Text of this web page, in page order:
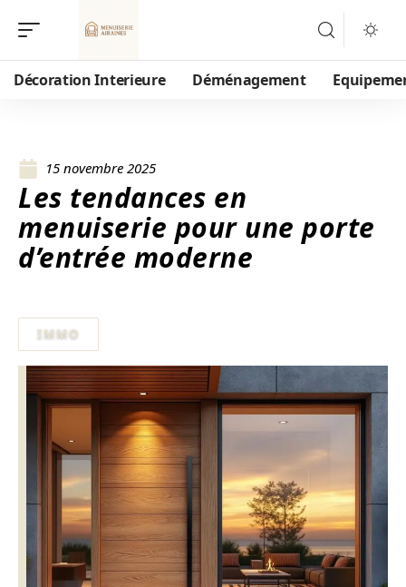
Décoration Interieure Déménagement
15 novembre 2025
Les tendances en
menuiserie pour une porte
d’entrée moderne
IMMO